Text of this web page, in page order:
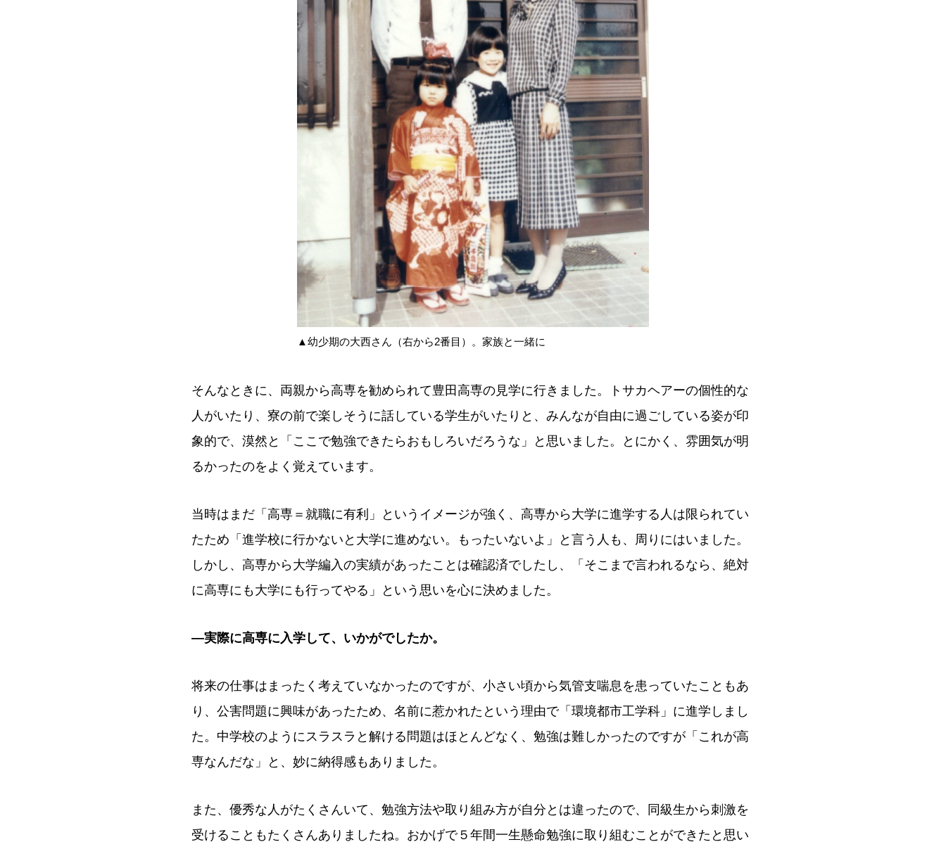
▲幼少期の大西さん（右から2番目）。家族と一緒に
そんなときに、両親から高専を勧められて豊田高専の見学に行きました。トサカヘアーの個性的な
人がいたり、寮の前で楽しそうに話している学生がいたりと、みんなが自由に過ごしている姿が印
象的で、漠然と「ここで勉強できたらおもしろいだろうな」と思いました。とにかく、雰囲気が明
るかったのをよく覚えています。
当時はまだ「高専＝就職に有利」というイメージが強く、高専から大学に進学する人は限られてい
たため「進学校に行かないと大学に進めない。もったいないよ」と言う人も、周りにはいました。
しかし、高専から大学編入の実績があったことは確認済でしたし、「そこまで言われるなら、絶対
に高専にも大学にも行ってやる」という思いを心に決めました。
―実際に高専に入学して、いかがでしたか。
将来の仕事はまったく考えていなかったのですが、小さい頃から気管支喘息を患っていたこともあ
り、公害問題に興味があったため、名前に惹かれたという理由で「環境都市工学科」に進学しまし
た。中学校のようにスラスラと解ける問題はほとんどなく、勉強は難しかったのですが「これが高
専なんだな」と、妙に納得感もありました。
また、優秀な人がたくさんいて、勉強方法や取り組み方が自分とは違ったので、同級生から刺激を
受けることもたくさんありましたね。おかげで５年間一生懸命勉強に取り組むことができたと思い